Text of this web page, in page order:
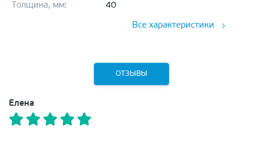
Толщина, мм: 40
Все характеристики
ОТЗЫВЫ
Елена